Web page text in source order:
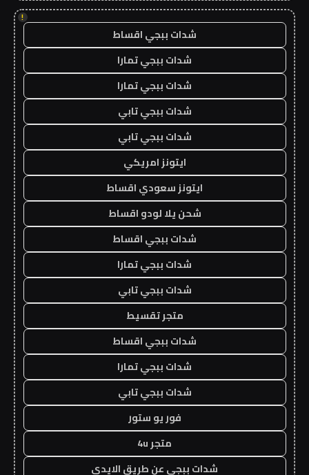
!
شدات ببجي اقساط
شدات ببجي تمارا
شدات ببجي تمارا
شدات ببجي تابي
شدات ببجي تابي
ايتونز امريكي
ايتونز سعودي اقساط
شحن يلا لودو اقساط
شدات ببجي اقساط
شدات ببجي تمارا
شدات ببجي تابي
متجر تقسيط
شدات ببجي اقساط
شدات ببجي تمارا
شدات ببجي تابي
فور يو ستور
متجر 4u
شدات ببجي عن طريق الايدي